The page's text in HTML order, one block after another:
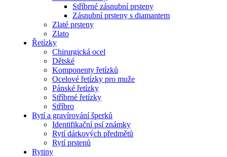
Stříbrné zásnubní prsteny
Zásnubní prsteny s diamantem
Zlaté prsteny
Zlato
Řetízky
Chirurgická ocel
Dětské
Komponenty řetízků
Ocelové řetízky pro muže
Pánské řetízky
Stříbrné řetízky
Stříbro
Rytí a gravírování šperků
Identifikační psí známky
Rytí dárkových předmětů
Rytí prstenů
Rytiny